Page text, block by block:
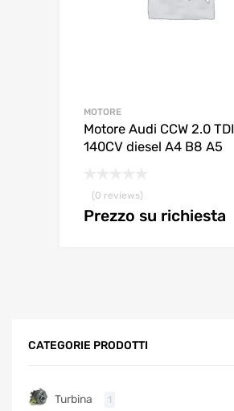
MOTORE
Motore Audi CCW 2.0 TDI
140CV diesel A4 B8 A5
(0 reviews)
Prezzo su richiesta
CATEGORIE PRODOTTI
Turbina 1